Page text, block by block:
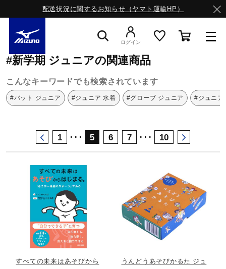
配送状況に関するお知らせ（ヤマト運輸HP）
ライフスタイルウエア
ランニング
サッカー／フットサル
トレーニング
野球
ログイン
ミズノ公式オンライン
#新学期 ジュニアの関連商品
こんなキーワードでも検索されています
#バット ジュニア #ジュニア 水着 #グローブ ジュニア #ジュニア
1 ･･･ 5 6 7 ･･･ 10
すべての未来はあそびから
うんどうあそびかるた ジュ